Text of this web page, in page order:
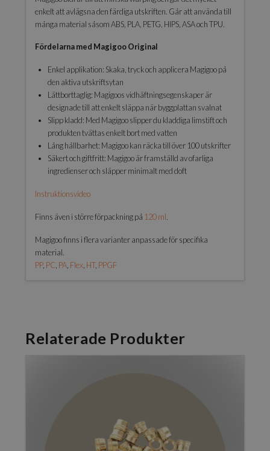
enkelt att avlägsna den färdiga utskriften. Går att använda till
många material såsom ABS, PLA, PETG, HIPS, ASA och TPU.
Fördelarna med Magigoo Original
Enkel applikation: Skaka, tryck och applicera Magigoo på
den aktiva utskriftsytan
Lättborttaglig: Magigoos vidhäftningsegenskaper är
designade till att enkelt släppa när byggplattan svalnat
Slipp kladd: Med Magigoo slipper du kladdiga limstift och
produkten tvättas enkelt bort med vatten
Lång hållbarhet: Magigoo kan räcka till över 100 utskrifter
Säkert och giftfritt: Magigoo är framställd av ofarliga
ingredienser och släpper minimalt med doft
Instruktionsvideo
Finns även i större förpackning på 120 ml
Magigoo finns i flera varianter anpassade för specifika
material.
PP, PC, PA, Flex, HT, PPGF
Relaterade Produkter